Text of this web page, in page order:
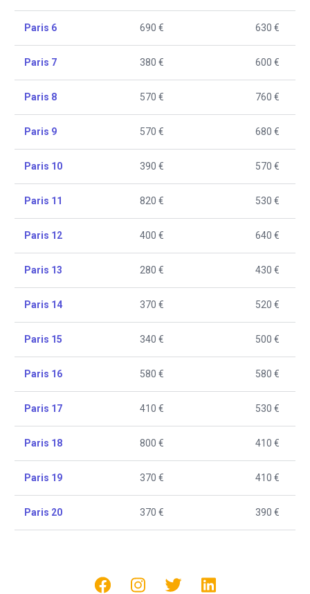
Paris 6 690 € 630 €
Paris 7 380 € 600 €
Paris 8 570 € 760 €
Paris 9 570 € 680 €
Paris 10 390 € 570 €
Paris 11 820 € 530 €
Paris 12 400 € 640 €
Paris 13 280 € 430 €
Paris 14 370 € 520 €
Paris 15 340 € 500 €
Paris 16 580 € 580 €
Paris 17 410 € 530 €
Paris 18 800 € 410 €
Paris 19 370 € 410 €
Paris 20 370 € 390 €